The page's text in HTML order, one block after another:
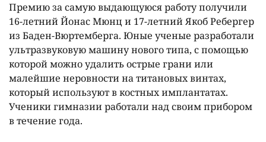
Премию за самую выдающуюся работу получили
16-летний Йонас Мюнц и 17-летний Якоб Ребергер
из Баден-Вюртемберга. Юные ученые разработали
ультразвуковую машину нового типа, с помощью
которой можно удалить острые грани или
малейшие неровности на титановых винтах,
который используют в костных имплантатах.
Ученики гимназии работали над своим прибором
в течение года.